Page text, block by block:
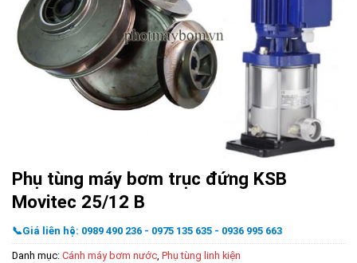
Phụ tùng máy bơm trục đứng KSB
Movitec 25/12 B
📞Giá liên hệ: 0989 490 236 - 0975 135 635 - 0936 995 663
Danh mục: Cánh máy bơm nước, Phụ tùng linh kiện